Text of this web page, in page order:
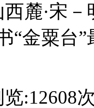
麓·宋
“金粟台
:12608